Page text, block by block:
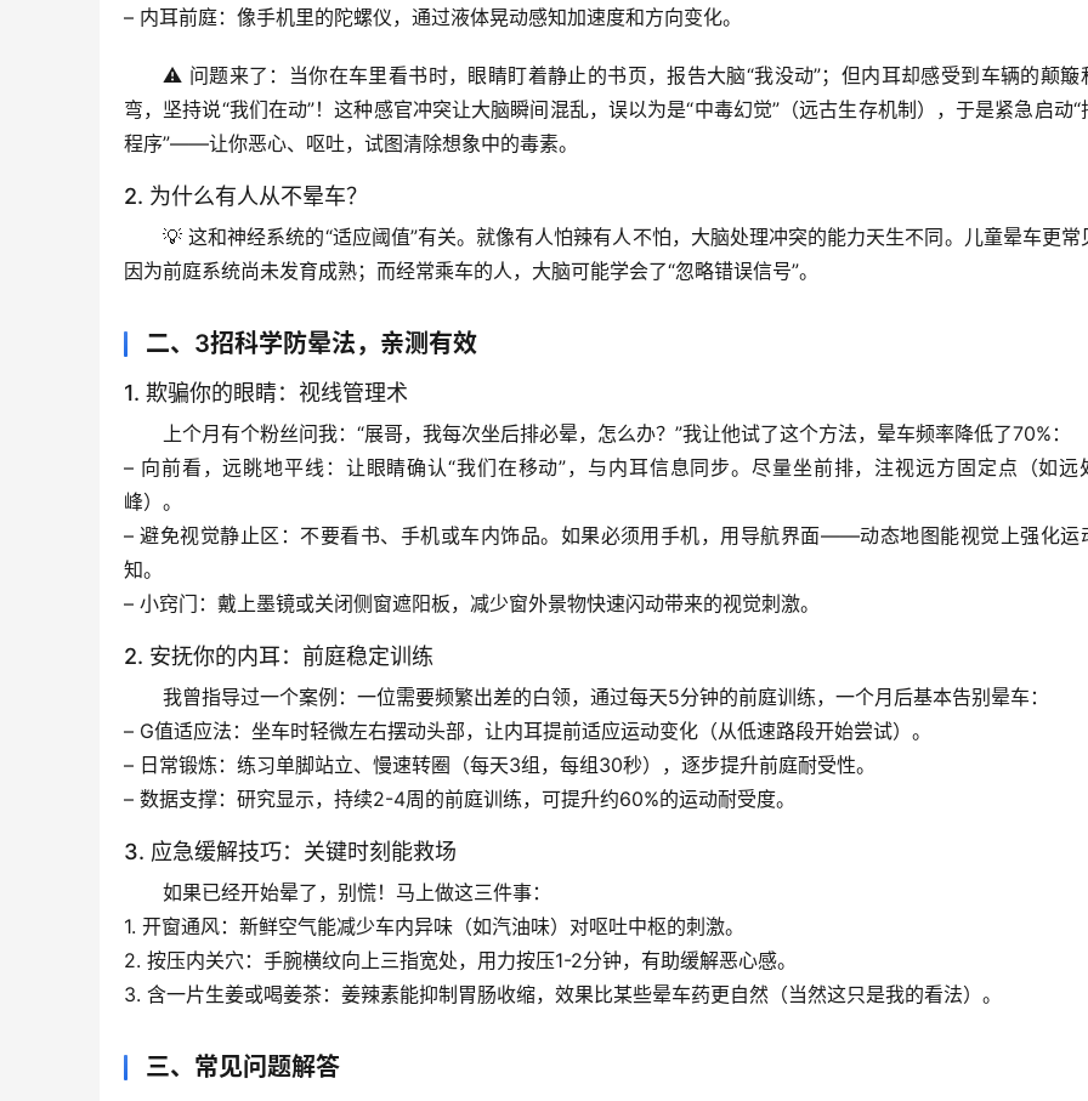
– 内耳前庭：像手机里的陀螺仪，通过液体晃动感知加速度和方向变化。
⚠️ 问题来了 ：当你在车里看书时，眼睛盯着静止的书页，报告大脑“我没动”；但内耳却感受到车辆的颠簸
弯，坚持说“我们在动”！这种感官冲突让大脑瞬间混乱，误以为是“中毒幻觉”（远古生存机制），于是紧急启动“
程序”——让你恶心、呕吐，试图清除想象中的毒素。
2. 为什么有人从不晕车？
💡 这和神经系统的“适应阈值”有关。就像有人怕辣有人不怕，大脑处理冲突的能力天生不同。 儿童晕车更常
因为前庭系统尚未发育成熟；而经常乘车的人，大脑可能学会了“忽略错误信号”。
二、3招科学防晕法，亲测有效
1. 欺骗你的眼睛：视线管理术
上个月有个粉丝问我：“展哥，我每次坐后排必晕，怎么办？”我让他试了这个方法， 晕车频率降低了70% ：
– 向前看，远眺地平线 ：让眼睛确认“我们在移动”，与内耳信息同步。尽量坐前排，注视远方固定点（如远
峰）。
– 避免视觉静止区 ：不要看书、手机或车内饰品。如果必须用手机， 用导航界面——动态地图能视觉上强化运
知。
– 小窍门 ：戴上墨镜或关闭侧窗遮阳板，减少窗外景物快速闪动带来的视觉刺激。
2. 安抚你的内耳：前庭稳定训练
我曾指导过一个案例：一位需要频繁出差的白领，通过每天5分钟的前庭训练，一个月后基本告别晕车：
– G值适应法 ：坐车时轻微左右摆动头部，让内耳提前适应运动变化（从低速路段开始尝试）。
– 日常锻炼 ：练习单脚站立、慢速转圈（每天3组，每组30秒），逐步提升前庭耐受性。
– 数据支撑：研究显示，持续2-4周的前庭训练，可提升约60%的运动耐受度。
3. 应急缓解技巧：关键时刻能救场
如果已经开始晕了，别慌！马上做这三件事：
1. 开窗通风：新鲜空气能减少车内异味（如汽油味）对呕吐中枢的刺激。
2. 按压内关穴 ：手腕横纹向上三指宽处，用力按压1-2分钟，有助缓解恶心感。
3. 含一片生姜或喝姜茶：姜辣素能抑制胃肠收缩，效果比某些晕车药更自然（当然这只是我的看法）。
三、常见问题解答